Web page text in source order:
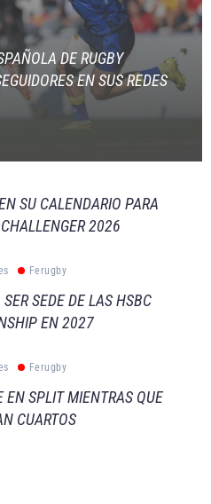
DE RUGBY
EN SUS REDES
SU CALENDARIO PARA
2026
Ferugby
SEDE DE LAS HSBC
EN 2027
Ferugby
EN SPLIT MIENTRAS QUE
CUARTOS